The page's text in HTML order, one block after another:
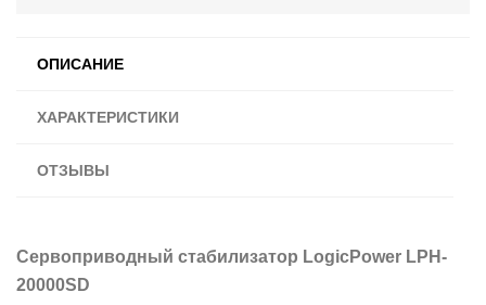
ОПИСАНИЕ
ХАРАКТЕРИСТИКИ
ОТЗЫВЫ
Сервоприводный стабилизатор LogicPower LPH-
20000SD